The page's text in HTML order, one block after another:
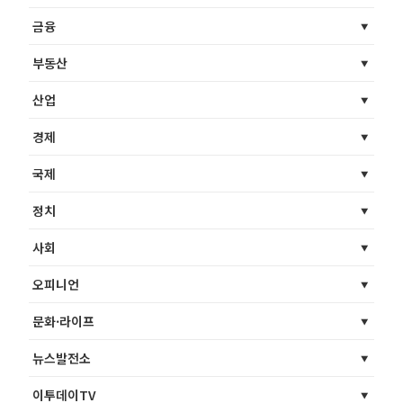
금융
부동산
산업
경제
국제
정치
사회
오피니언
문화·라이프
뉴스발전소
이투데이TV